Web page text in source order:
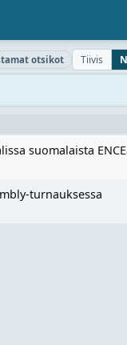
otsikot Tiivis
suomalaista
turnauksessa